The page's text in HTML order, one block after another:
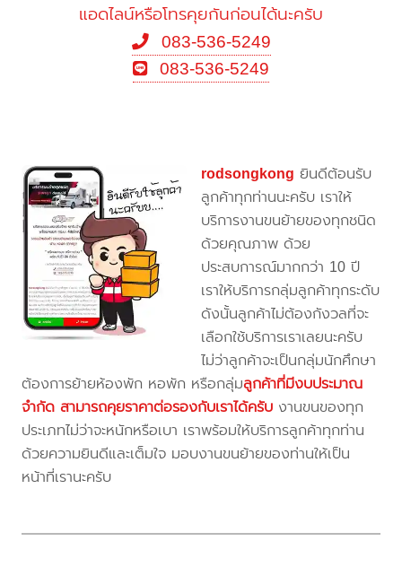
แอดไลน์หรือโทรคุยกันก่อนได้นะครับ
083-536-5249
083-536-5249
rodsongkong ยินดีต้อนรับ
ลูกค้าทุกท่านนะครับ เราให้
บริการงานขนย้ายของทุกชนิด
ด้วยคุณภาพ ด้วย
ประสบการณ์มากกว่า 10 ปี
เราให้บริการกลุ่มลูกค้าทุกระดับ
ดังนั้นลูกค้าไม่ต้องกังวลที่จะ
เลือกใช้บริการเราเลยนะครับ
ไม่ว่าลูกค้าจะเป็นกลุ่มนักศึกษา
ต้องการย้ายห้องพัก หอพัก หรือกลุ่มลูกค้าที่มีงบประมาณ
จำกัด สามารถคุยราคาต่อรองกับเราได้ครับ งานขนของทุก
ประเภทไม่ว่าจะหนักหรือเบา เราพร้อมให้บริการลูกค้าทุกท่าน
ด้วยความยินดีและเต็มใจ มอบงานขนย้ายของท่านให้เป็น
หน้าที่เรานะครับ